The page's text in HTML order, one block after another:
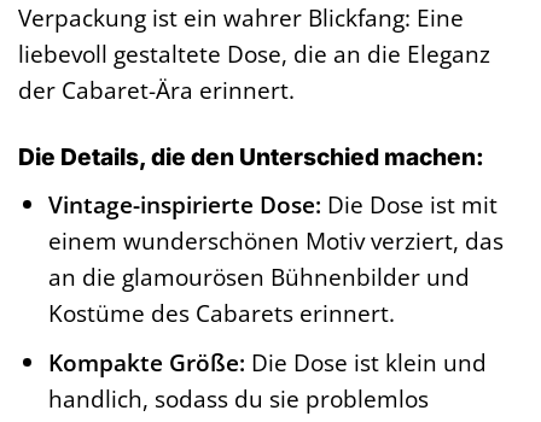
Verpackung ist ein wahrer Blickfang: Eine
liebevoll gestaltete Dose, die an die Eleganz
der Cabaret-Ära erinnert.
Die Details, die den Unterschied machen:
Vintage-inspirierte Dose: Die Dose ist mit
einem wunderschönen Motiv verziert, das
an die glamourösen Bühnenbilder und
Kostüme des Cabarets erinnert.
Kompakte Größe: Die Dose ist klein und
handlich, sodass du sie problemlos